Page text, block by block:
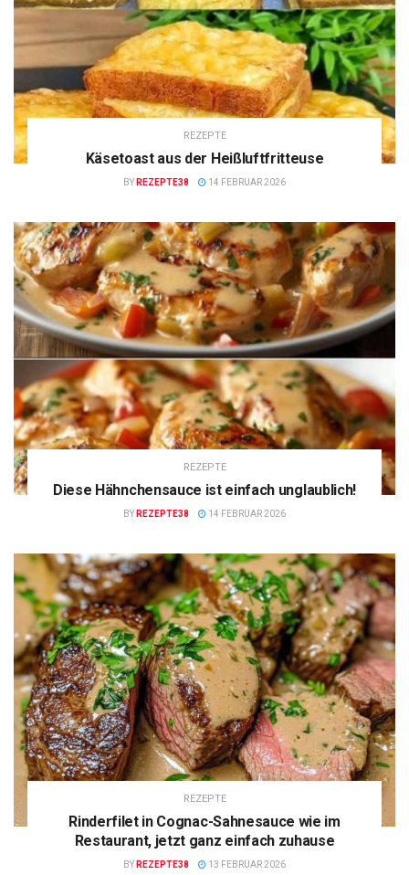
REZEPTE
Käsetoast aus der Heißluftfritteuse
BY REZEPTE38 14 FEBRUAR 2026
REZEPTE
Diese Hähnchensauce ist einfach unglaublich!
BY REZEPTE38 14 FEBRUAR 2026
REZEPTE
Rinderfilet in Cognac-Sahnesauce wie im
Restaurant, jetzt ganz einfach zuhause
BY REZEPTE38 13 FEBRUAR 2026